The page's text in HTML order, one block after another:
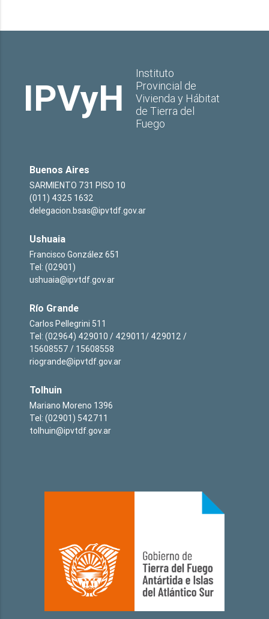
IPVyH
Instituto
Provincial de
Vivienda y Hábitat
de Tierra del
Fuego
Buenos Aires
SARMIENTO 731 PISO 10
(011) 4325 1632
delegacion.bsas@ipvtdf.gov.ar
Ushuaia
Francisco González 651
Tel: (02901)
ushuaia@ipvtdf.gov.ar
Río Grande
Carlos Pellegrini 511
Tel: (02964) 429010 / 429011/ 429012 /
15608557 / 15608558
riogrande@ipvtdf.gov.ar
Tolhuin
Mariano Moreno 1396
Tel: (02901) 542711
tolhuin@ipvtdf.gov.ar